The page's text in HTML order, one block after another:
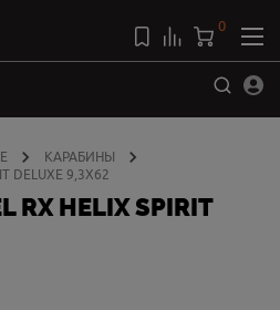
0
КАРАБИНЫ
DELUXE 9,3X62
RX HELIX SPIRIT